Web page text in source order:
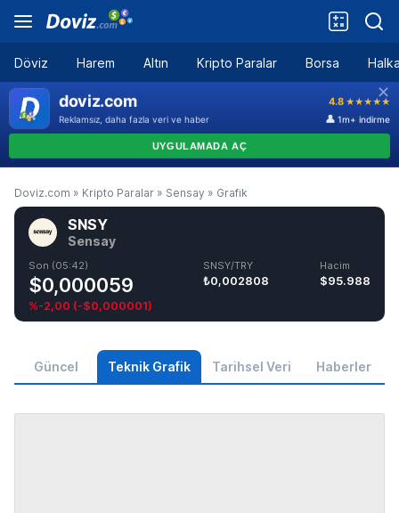
Döviz Harem Altın Kripto Paralar Borsa
Doviz.com » Kripto Paralar » Sensay » Grafik
SNSY
Sensay
Son (05:42)
$0,000059
%-2,00 (-$0,000001)
SNSY/TRY
₺0,002808
Hacim
$95.988
Güncel Teknik Grafik Tarihsel Veri Haberler